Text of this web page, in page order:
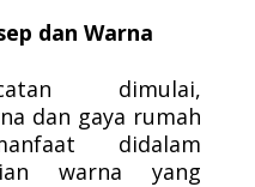
dan Warna
dimulai,
dan gaya rumah
didalam
warna yang